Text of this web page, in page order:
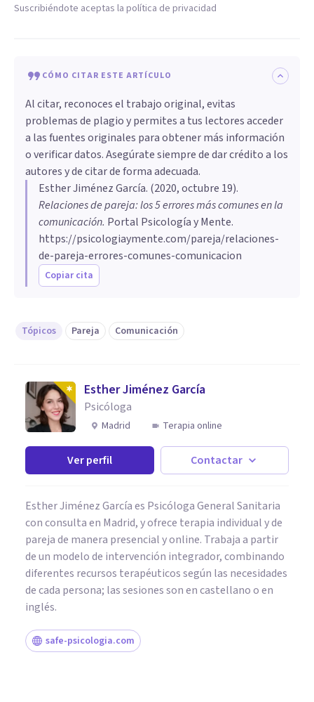
Suscribiéndote aceptas la política de privacidad
CÓMO CITAR ESTE ARTÍCULO
Al citar, reconoces el trabajo original, evitas
problemas de plagio y permites a tus lectores acceder
a las fuentes originales para obtener más información
o verificar datos. Asegúrate siempre de dar crédito a los
autores y de citar de forma adecuada.
Esther Jiménez García. (2020, octubre 19).
Relaciones de pareja: los 5 errores más comunes en la
comunicación. Portal Psicología y Mente.
https://psicologiaymente.com/pareja/relaciones-
de-pareja-errores-comunes-comunicacion
Copiar cita
Tópicos Pareja Comunicación
Esther Jiménez García
Psicóloga
Madrid Terapia online
Ver perfil Contactar
Esther Jiménez García es Psicóloga General Sanitaria
con consulta en Madrid, y ofrece terapia individual y de
pareja de manera presencial y online. Trabaja a partir
de un modelo de intervención integrador, combinando
diferentes recursos terapéuticos según las necesidades
de cada persona; las sesiones son en castellano o en
inglés.
safe-psicologia.com